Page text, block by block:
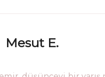
Mesut E.